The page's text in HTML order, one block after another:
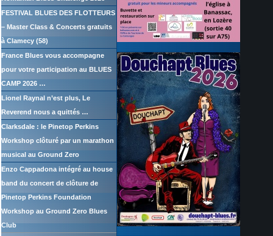
FESTIVAL BLUES DES FLOTTEURS
– Master Class & Concerts gratuits
à Clamecy (58)
France Blues vous accompagne
pour votre participation au BLUES
CAMP 2026 …
Lionel Raynal n’est plus, Le
Reverend nous a quittés …
Clarksdale : le Pinetop Perkins
Workshop clôturé par un marathon
musical au Ground Zero
Enzo Cappadona intégré au house
band du concert de clôture de
Pinetop Perkins Foundation
Workshop au Ground Zero Blues
Club